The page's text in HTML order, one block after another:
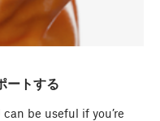
ートする
be useful if you’re